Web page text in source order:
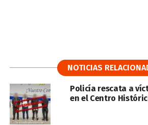
NOTICIAS
Policía rescata a
en el Centro